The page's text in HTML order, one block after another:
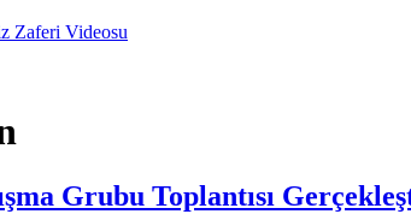
Zaferi Videosu
Grubu Toplantısı